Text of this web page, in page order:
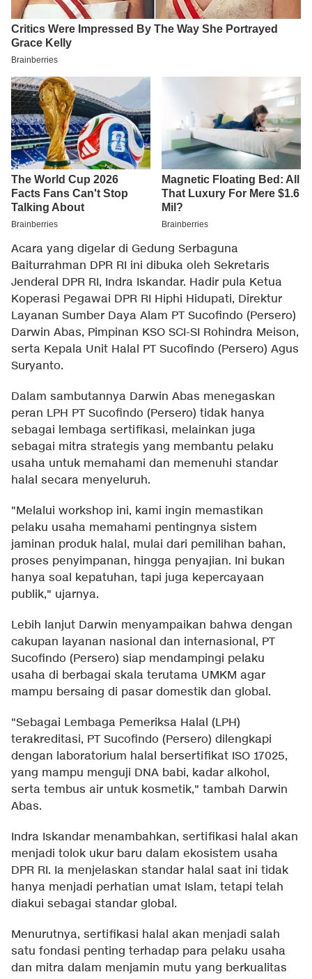
Acara yang digelar di Gedung Serbaguna
Baiturrahman DPR RI ini dibuka oleh Sekretaris
Jenderal DPR RI, Indra Iskandar. Hadir pula Ketua
Koperasi Pegawai DPR RI Hiphi Hidupati, Direktur
Layanan Sumber Daya Alam PT Sucofindo (Persero)
Darwin Abas, Pimpinan KSO SCI-SI Rohindra Meison,
serta Kepala Unit Halal PT Sucofindo (Persero) Agus
Suryanto.
Dalam sambutannya Darwin Abas menegaskan
peran LPH PT Sucofindo (Persero) tidak hanya
sebagai lembaga sertifikasi, melainkan juga
sebagai mitra strategis yang membantu pelaku
usaha untuk memahami dan memenuhi standar
halal secara menyeluruh.
"Melalui workshop ini, kami ingin memastikan
pelaku usaha memahami pentingnya sistem
jaminan produk halal, mulai dari pemilihan bahan,
proses penyimpanan, hingga penyajian. Ini bukan
hanya soal kepatuhan, tapi juga kepercayaan
publik," ujarnya.
Lebih lanjut Darwin menyampaikan bahwa dengan
cakupan layanan nasional dan internasional, PT
Sucofindo (Persero) siap mendampingi pelaku
usaha di berbagai skala terutama UMKM agar
mampu bersaing di pasar domestik dan global.
"Sebagai Lembaga Pemeriksa Halal (LPH)
terakreditasi, PT Sucofindo (Persero) dilengkapi
dengan laboratorium halal bersertifikat ISO 17025,
yang mampu menguji DNA babi, kadar alkohol,
serta tembus air untuk kosmetik," tambah Darwin
Abas.
Indra Iskandar menambahkan, sertifikasi halal akan
menjadi tolok ukur baru dalam ekosistem usaha
DPR RI. Ia menjelaskan standar halal saat ini tidak
hanya menjadi perhatian umat Islam, tetapi telah
diakui sebagai standar global.
Menurutnya, sertifikasi halal akan menjadi salah
satu fondasi penting terhadap para pelaku usaha
dan mitra dalam menjamin mutu yang berkualitas